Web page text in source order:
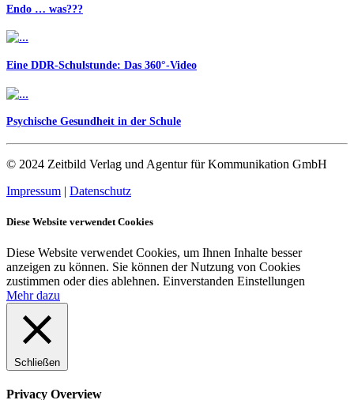
Endo … was???
Eine DDR-Schulstunde: Das 360°-Video
Psychische Gesundheit in der Schule
© 2024 Zeitbild Verlag und Agentur für Kommunikation GmbH
Impressum | Datenschutz
Diese Website verwendet Cookies
Diese Website verwendet Cookies, um Ihnen Inhalte besser
anzeigen zu können. Sie können der Nutzung von Cookies
zustimmen oder dies ablehnen. Einverstanden Einstellungen
Mehr dazu
Schließen
Privacy Overview